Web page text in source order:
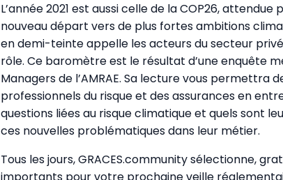
L’année 2021 est aussi celle de la COP26,
nouveau départ vers de plus fortes ambitions
en demi-teinte appelle les acteurs du secteur
rôle. Ce baromètre est le résultat d’une enquête
Managers de l’AMRAE. Sa lecture vous permettra
professionnels du risque et des assurances en
questions liées au risque climatique et quels sont
ces nouvelles problématiques dans leur métier.
Tous les jours, GRACES.community sélectionne,